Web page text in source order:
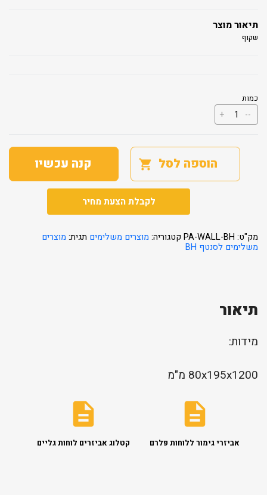
תיאור מוצר
שקוף
כמות
--
כמות
של
סנטף
+
הוספה לסל קנה עכשיו
לקבלת הצעת מחיר
מק"ט: PA-WALL-BH קטגוריה: מוצרים משלימים תגית: מוצרים
משלימים לסנטף BH
תיאור
מידות:
80x195x1200 מ"מ
אביזרי גימור ללוחות פלרם קטלוג אביזרים לוחות גליים